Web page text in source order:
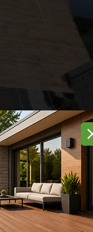
и открытой
Если планируется
Если только в
так как